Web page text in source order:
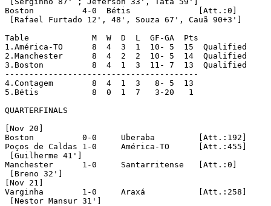
Boston		4-0  Bétis		[Att.:0]
[Rafael Furtado 12', 48', Souza 67', Cauã 90+3']
Table		  M  W  D  L  GF-GA  Pts
1.América-TO	  8  4  3  1  10- 5  15  Qualified
2.Manchester	  8  4  2  2  10- 5  14  Qualified
3.Boston	  8  4  1  3  11- 7  13  Qualified
----------------------------------------
4.Contagem	  8  4  1  3   8- 5  13
5.Bétis		  8  0  1  7   3-20   1
QUARTERFINALS
[Nov 20]
Boston		0-0	Uberaba		[Att.:192]
Poços de Caldas	1-0	América-TO	[Att.:455]
[Guilherme 41']
Manchester	1-0	Santarritense	[Att.:0]
[Breno 32']
[Nov 21]
Varginha	1-0	Araxá		[Att.:258]
[Nestor Mansur 31']